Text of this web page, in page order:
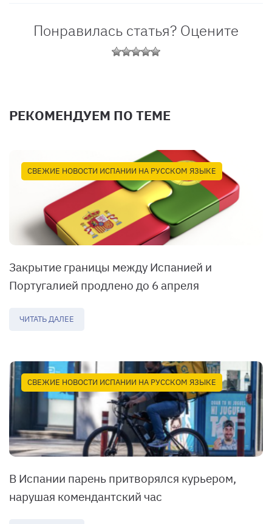
Понравилась статья? Оцените
РЕКОМЕНДУЕМ ПО ТЕМЕ
СВЕЖИЕ НОВОСТИ ИСПАНИИ НА РУССКОМ ЯЗЫКЕ
Закрытие границы между Испанией и
Португалией продлено до 6 апреля
ЧИТАТЬ ДАЛЕЕ
СВЕЖИЕ НОВОСТИ ИСПАНИИ НА РУССКОМ ЯЗЫКЕ
В Испании парень притворялся курьером,
нарушая комендантский час